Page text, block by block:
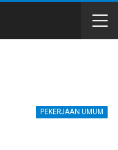
PEKERJAAN UMUM